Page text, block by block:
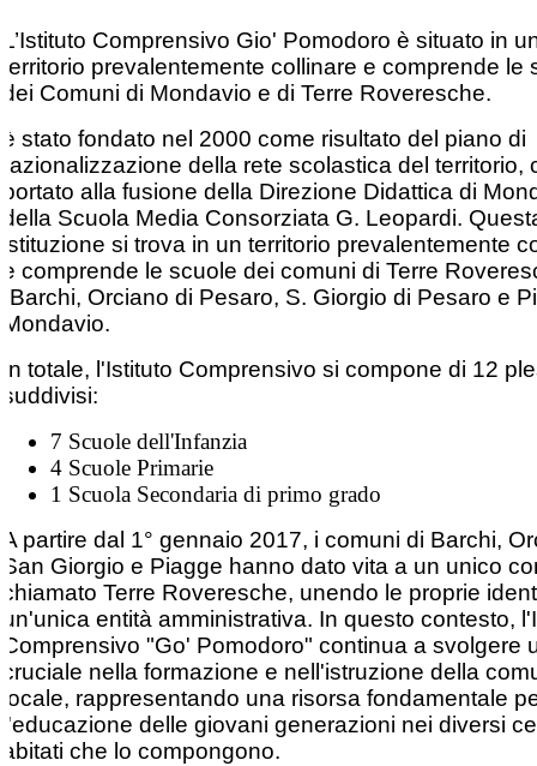
L’Istituto Comprensivo Gio' Pomodoro è situato in
territorio prevalentemente collinare e comprende le
dei Comuni di Mondavio e di Terre Roveresche.
è stato fondato nel 2000 come risultato del piano di
razionalizzazione della rete scolastica del territorio,
portato alla fusione della Direzione Didattica di
della Scuola Media Consorziata G. Leopardi.
istituzione si trova in un territorio prevalentemente
e comprende le scuole dei comuni di Terre
(Barchi, Orciano di Pesaro, S. Giorgio di Pesaro e
Mondavio.
In totale, l'Istituto Comprensivo si compone di 12
suddivisi:
7 Scuole dell'Infanzia
4 Scuole Primarie
1 Scuola Secondaria di primo grado
A partire dal 1° gennaio 2017, i comuni di Barchi,
San Giorgio e Piagge hanno dato vita a un unico
chiamato Terre Roveresche, unendo le proprie
un'unica entità amministrativa. In questo contesto,
Comprensivo "Go' Pomodoro" continua a svolgere
cruciale nella formazione e nell'istruzione della
locale, rappresentando una risorsa fondamentale
l'educazione delle giovani generazioni nei diversi
abitati che lo compongono.